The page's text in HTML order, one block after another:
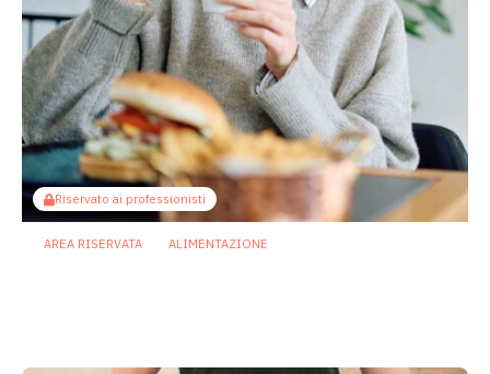
Riservato ai professionisti
AREA RISERVATA ALIMENTAZIONE